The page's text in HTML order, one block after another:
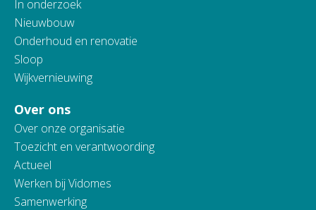
In onderzoek
Nieuwbouw
Onderhoud en renovatie
Sloop
Wijkvernieuwing
Over ons
Over onze organisatie
Toezicht en verantwoording
Actueel
Werken bij Vidomes
Samenwerking